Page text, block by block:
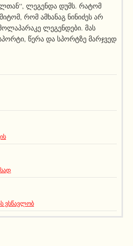
ლეგენდა დუმს. რატომ
რომ ამხანაგ ნინიძეს არ
ლეგენდები. მას
წერა და სპორტზე მარჯვედ
ვსწავლობ